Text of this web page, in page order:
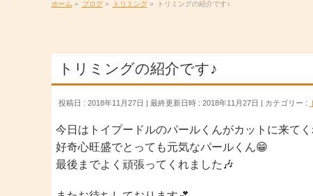
ホーム » ブログ» トリミング» トリミングの紹介です♪
トリミングの紹介です♪
投稿日 : 2018年11月27日 最終更新日時 : 2018年11月27日 カテゴリー :
今日はトイプードルのパールくんがカットに来て
好奇心旺盛でとっても元気なパールくん😁
最後までよく頑張ってくれました 🎶